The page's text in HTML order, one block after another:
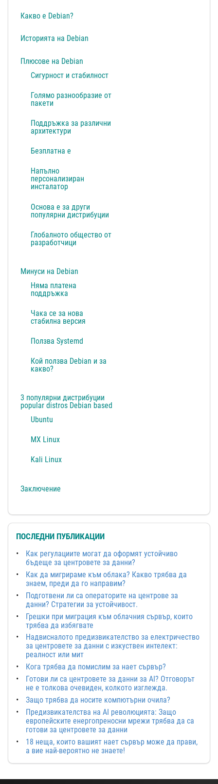
Какво е Debian?
Историята на Debian
Плюсове на Debian
Сигурност и стабилност
Голямо разнообразие от
пакети
Поддръжка за различни
архитектури
Безплатна е
Напълно
персонализиран
инсталатор
Основа е за други
популярни дистрибуции
Глобалното общество от
разработчици
Минуси на Debian
Няма платена
поддръжка
Чака се за нова
стабилна версия
Ползва Systemd
Кой ползва Debian и за
какво?
3 популярни дистрибуции
popular distros Debian based
Ubuntu
MX Linux
Kali Linux
Заключение
ПОСЛЕДНИ ПУБЛИКАЦИИ
Как регулациите могат да оформят устойчиво
бъдеще за центровете за данни?
Как да мигрираме към облака? Какво трябва да
знаем, преди да го направим?
Подготвени ли са операторите на центрове за
данни? Стратегии за устойчивост.
Грешки при миграция към облачния сървър, които
трябва да избягвате
Надвисналото предизвикателство за електричество
за центровете за данни с изкуствен интелект:
реалност или мит
Кога трябва да помислим за нает сървър?
Готови ли са центровете за данни за AI? Отговорът
не е толкова очевиден, колкото изглежда.
Защо трябва да носите компютърни очила?
Предизвикателства на AI революцията: Защо
европейските енергопреносни мрежи трябва да са
готови за центровете за данни
18 неща, които вашият нает сървър може да прави,
а вие най-вероятно не знаете!